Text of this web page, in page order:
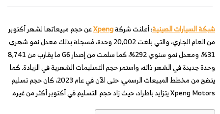
شبكة السيارات الصينية: أعلنت شركةXpengعن حجم مبيعاتها لشهر أكتوبر
من العام الجاري، والتي بلغت 20,002 وحدة، مُسجلة بذلك معدل نمو شهري
31%، ومعدل نمو سنوي 292%، كما سلمت من إصدار G6 ما يقارب من 8,741
وحدة جديدة في الشهر ذاته، واستمر حجم التسليمات الشهرية في الزيادة. كما
يتضح من مخطط المبيعات الرسمي، حتى الآن في عام 2023، كان حجم تسليم
Xpeng Motors يتزايد باطراد، حيث زاد حجم التسليم في أكتوبر أكثر من غيره.